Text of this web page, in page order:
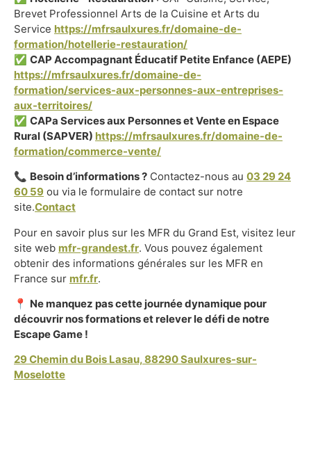
Brevet Professionnel Arts de la Cuisine et Arts du
Service https://mfrsaulxures.fr/domaine-de-
formation/hotellerie-restauration/
✅ CAP Accompagnant Éducatif Petite Enfance (AEPE)
https://mfrsaulxures.fr/domaine-de-
formation/services-aux-personnes-aux-entreprises-
aux-territoires/
✅ CAPa Services aux Personnes et Vente en Espace
Rural (SAPVER) https://mfrsaulxures.fr/domaine-de-
formation/commerce-vente/
📞 Besoin d’informations ? Contactez-nous au 03 29 24
60 59 ou via le formulaire de contact sur notre
site.Contact
Pour en savoir plus sur les MFR du Grand Est, visitez leur
site web mfr-grandest.fr. Vous pouvez également
obtenir des informations générales sur les MFR en
France sur mfr.fr.
📍 Ne manquez pas cette journée dynamique pour
découvrir nos formations et relever le défi de notre
Escape Game !
29 Chemin du Bois Lasau, 88290 Saulxures-sur-
Moselotte